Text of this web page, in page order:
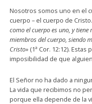
Nosotros somos uno en el
cuerpo – el cuerpo de Cristo.
como el cuerpo es uno, y
miembros del cuerpo, siendo
Cristo» (1ª Cor. 12:12).
imposibilidad de que
El Señor no ha dado a
La vida que recibimos no
porque ella depende de la